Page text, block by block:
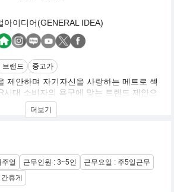
아이디어(GENERAL IDEA)
브랜드 중고가
제안하며 자기자신을 사랑하는 메트로 섹
시대 소비자의 욕구에 맞는 트렌드 제안으
지향함.
더보기
얼 근무인원 : 3~5인
근무요일 : 주5일근무
휴게